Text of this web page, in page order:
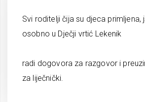
Svi roditelji čija su djeca primljena,
osobno u Dječji vrtić Lekenik
radi dogovora za razgovor i
za liječnički.